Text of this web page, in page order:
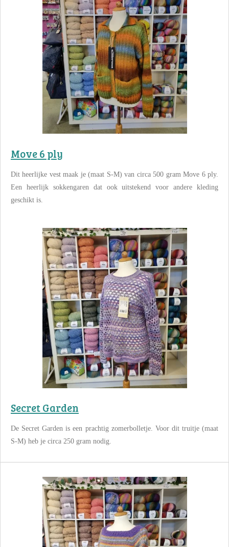
Move 6 ply
Dit heerlijke vest maak je (maat S-M) van circa 500 gram Move 6 ply.
Een heerlijk sokkengaren dat ook uitstekend voor andere kleding
geschikt is.
Secret Garden
De Secret Garden is een prachtig zomerbolletje. Voor dit truitje (maat
S-M) heb je circa 250 gram nodig.